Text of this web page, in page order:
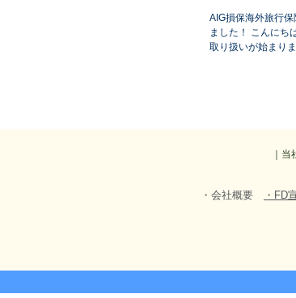
AIG損保海外旅行保
ました！ こんにち
取り扱いが始まり
｜
​・会社概要 ・FD